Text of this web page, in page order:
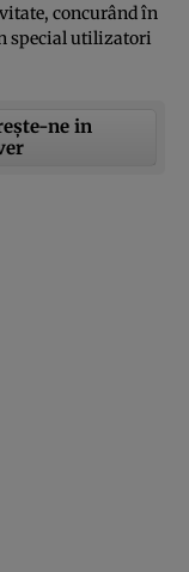
concurând în
special utilizatori
ne in